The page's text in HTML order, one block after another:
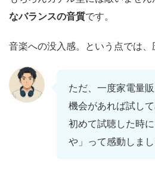
なバランスの音質です。
音楽への没入感。という点では、
ただ、一度家電量
機会があれば試し
初めて試聴した時
や」って感動しまし